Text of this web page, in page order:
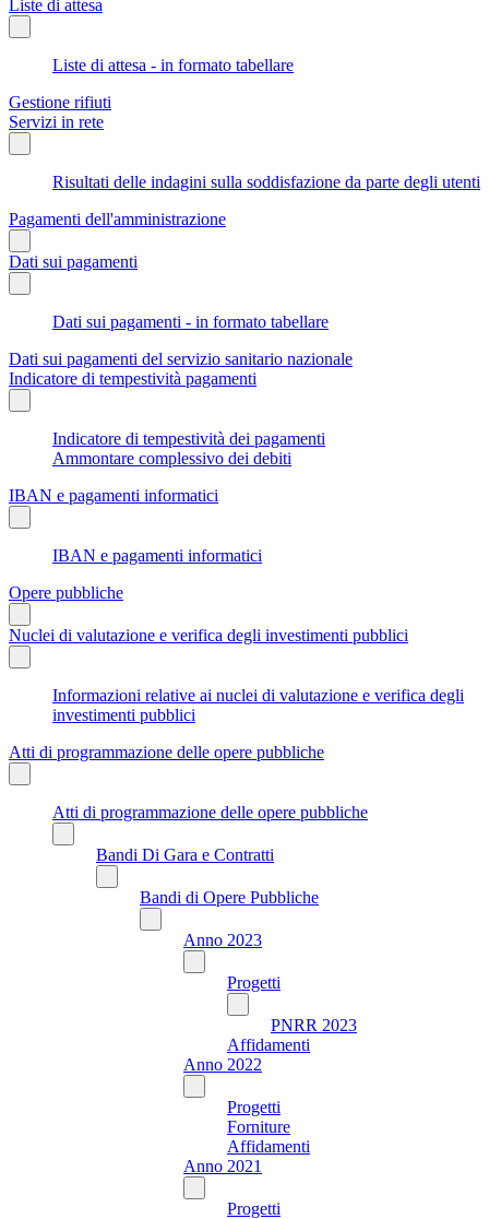
Liste di attesa
Liste di attesa - in formato tabellare
Gestione rifiuti
Servizi in rete
Risultati delle indagini sulla soddisfazione da parte degli utenti
Pagamenti dell'amministrazione
Dati sui pagamenti
Dati sui pagamenti - in formato tabellare
Dati sui pagamenti del servizio sanitario nazionale
Indicatore di tempestività pagamenti
Indicatore di tempestività dei pagamenti
Ammontare complessivo dei debiti
IBAN e pagamenti informatici
IBAN e pagamenti informatici
Opere pubbliche
Nuclei di valutazione e verifica degli investimenti pubblici
Informazioni relative ai nuclei di valutazione e verifica degli
investimenti pubblici
Atti di programmazione delle opere pubbliche
Atti di programmazione delle opere pubbliche
Bandi Di Gara e Contratti
Bandi di Opere Pubbliche
Anno 2023
Progetti
PNRR 2023
Affidamenti
Anno 2022
Progetti
Forniture
Affidamenti
Anno 2021
Progetti